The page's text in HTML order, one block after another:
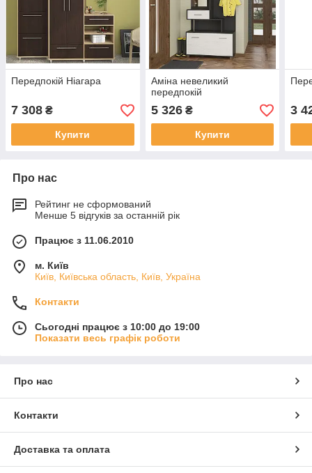
Передпокій Ніагара
7 308 ₴
Купити
Аміна невеликий
передпокій
5 326₴
Купити
3
Про нас
Рейтинг не сформований
Менше 5 відгуків за останній рік
Працює з 11.06.2010
м. Київ
Київ, Київська область, Київ, Україна
Контакти
Сьогодні працює з 10:00 до 19:00
Показати весь графік роботи
Про нас
Контакти
Доставка та оплата